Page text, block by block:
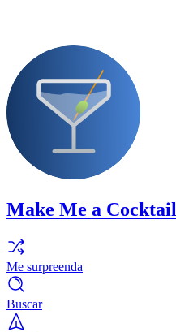
Make Me a Cocktail
Me surpreenda
Buscar